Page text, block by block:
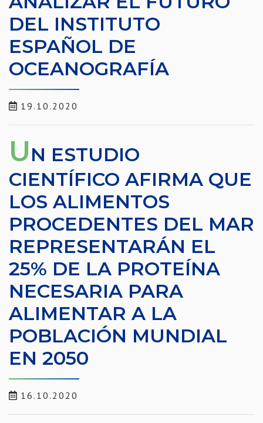
DEL INSTITUTO
ESPAÑOL DE
OCEANOGRAFÍA
19.10.2020
UN ESTUDIO
CIENTÍFICO AFIRMA QUE
LOS ALIMENTOS
PROCEDENTES DEL MAR
REPRESENTARÁN EL
25% DE LA PROTEÍNA
NECESARIA PARA
ALIMENTAR A LA
POBLACIÓN MUNDIAL
EN 2050
16.10.2020